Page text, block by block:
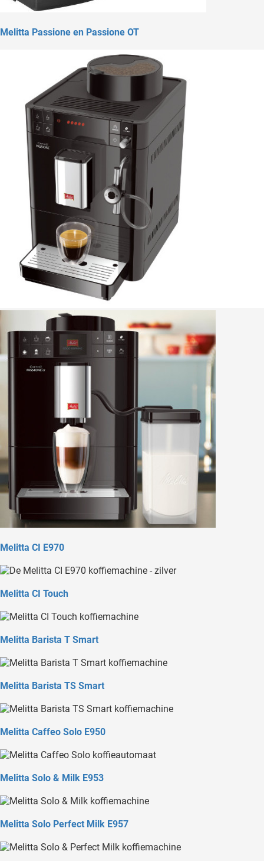
Melitta Passione en Passione OT
Melitta CI E970
Melitta CI Touch
Melitta Barista T Smart
Melitta Barista TS Smart
Melitta Caffeo Solo E950
Melitta Solo & Milk E953
Melitta Solo Perfect Milk E957